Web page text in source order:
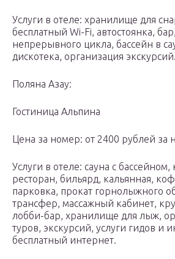
Услуги в отеле: хранилище для
бесплатный Wi-Fi, автостоянка,
непрерывного цикла, бассейн в
дискотека, организация экскурсий.
Поляна Азау:
Гостиница Альпина
Цена за номер: от 2400 рублей за
Услуги в отеле: сауна с бассейном,
ресторан, бильярд, кальянная,
парковка, прокат горнолыжного
трансфер, массажный кабинет,
лобби-бар, хранилище для лыж,
туров, экскурсий, услуги гидов и
бесплатный интернет.